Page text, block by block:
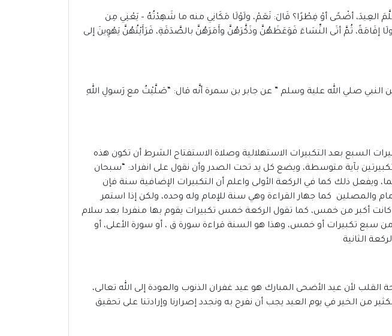
أضْحًى أوْ فِطْرًا؟ قَالَ: نَعَمْ، ولَوْلَا مَكَانِي منه ما شَهِدْتُهُ – يَعْنِي مِن
ثُمَّ أتَى النِّسَاءَ فَوَعَظَهُنَّ وذَكَّرَهُنَّ وأَمَرَهُنَّ بالصَّدَقَةِ، فَرَأَيْتُهُنَّ يَهْوِينَ إلى
النبي صلي الله علية وسلم ” عن جابر بن سمرة أنَّه قال: “صَلَّيْتُ مع رَسولِ اللهِ
السبع بعد التكبيرات الاستهلالية وصلاة الاستفتاح الشرط أن تكون هذه
بآية متوسطة، ويضع كل يد تحت الصدر وأن نقول على انفراد: “سبحان
قائما، ويفعل ذلك كما في الركعة الأولى واعلم أن التكبيرات الإضافية سنة فإن
والمصلين كما جهار القراءة وهي سنة للإمام وله وحده، ولكن إذا استمر
كانت أكبر من خمس، كما تقول الركعة خمس تكبيرات يقوم بها منفردا بعد سلام
سبع تكبيرات أو خمس، وهذا هو السنة قراءة سورة ق ، أو سورة الأعلى، أو
الثانية
لأن عيد الأضحى المبارك هو عيد غفران الذنوب والعودة إلى الله تعالى،
من الخير في يوم العيد يجب أن نفرح به ونجدد إصرارنا وإرادتنا على تحقيق